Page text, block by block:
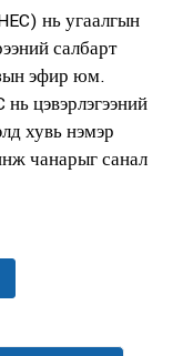
нь угаалгын
салбарт
эфир юм.
нь цэвэрлэгээний
хувь нэмэр
чанарыг санал